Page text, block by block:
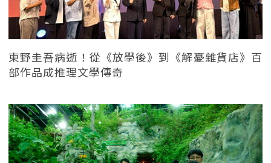
東野圭吾病逝！從《放學後》到《解憂雜貨店》百
部作品成推理文學傳奇